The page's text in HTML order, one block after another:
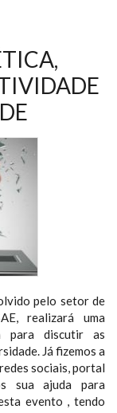
pelo setor de
realizará uma
para discutir as
Já fizemos a
sociais, portal
sua ajuda para
evento , tendo